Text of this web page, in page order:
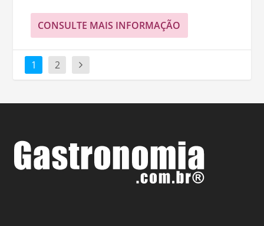
CONSULTE MAIS INFORMAÇÃO
1 2